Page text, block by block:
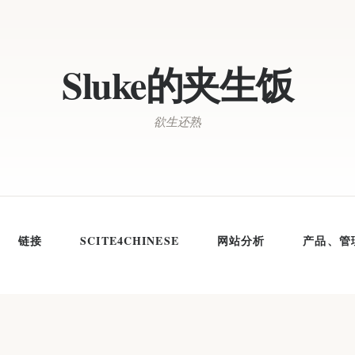
Sluke的夹生饭
欲生还熟
链接 SCITE4CHINESE 网站分析 产品、管